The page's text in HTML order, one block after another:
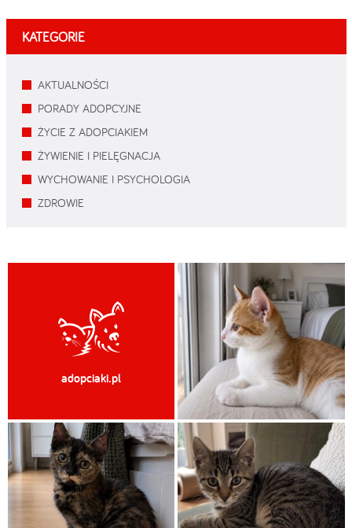
KATEGORIE
AKTUALNOŚCI
PORADY ADOPCYJNE
ŻYCIE Z ADOPCIAKIEM
ŻYWIENIE I PIELĘGNACJA
WYCHOWANIE I PSYCHOLOGIA
ZDROWIE
adopciaki.pl